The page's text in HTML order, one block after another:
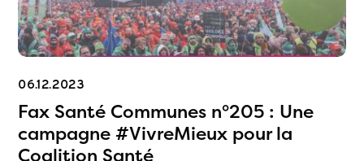
06.12.2023
Fax Santé Communes n°205 : Une
campagne #VivreMieux pour la
Coalition Santé